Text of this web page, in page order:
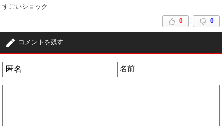
すごいショック
0 0
コメントを残す
名前